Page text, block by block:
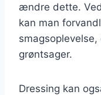
ændre dette.
kan man
grøntsager.
Dressing kan